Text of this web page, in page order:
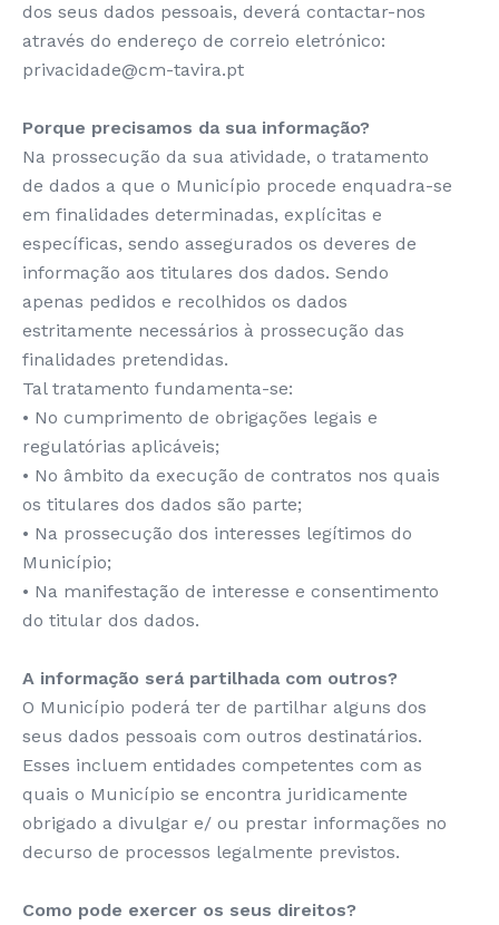
dos seus dados pessoais, deverá contactar-nos
através do endereço de correio eletrónico:
privacidade@cm-tavira.pt
Porque precisamos da sua informação?
Na prossecução da sua atividade, o tratamento
de dados a que o Município procede enquadra-se
em finalidades determinadas, explícitas e
específicas, sendo assegurados os deveres de
informação aos titulares dos dados. Sendo
apenas pedidos e recolhidos os dados
estritamente necessários à prossecução das
finalidades pretendidas.
Tal tratamento fundamenta-se:
• No cumprimento de obrigações legais e
regulatórias aplicáveis;
• No âmbito da execução de contratos nos quais
os titulares dos dados são parte;
• Na prossecução dos interesses legítimos do
Município;
• Na manifestação de interesse e consentimento
do titular dos dados.
A informação será partilhada com outros?
O Município poderá ter de partilhar alguns dos
seus dados pessoais com outros destinatários.
Esses incluem entidades competentes com as
quais o Município se encontra juridicamente
obrigado a divulgar e/ ou prestar informações no
decurso de processos legalmente previstos.
Como pode exercer os seus direitos?